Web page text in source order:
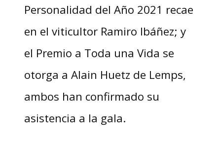
Personalidad del Año 2021 recae
en el viticultor Ramiro Ibáñez; y
el Premio a Toda una Vida se
otorga a Alain Huetz de Lemps,
ambos han confirmado su
asistencia a la gala.